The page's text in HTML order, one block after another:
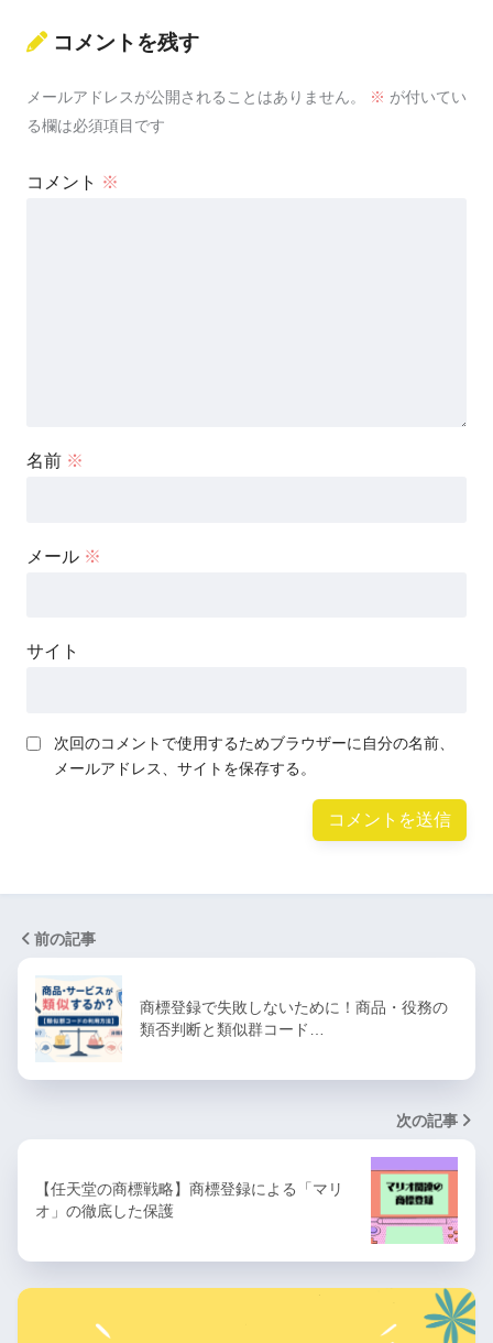
コメントを残す
メールアドレスが公開されることはありません。 ※ が付いてい
る欄は必須項目です
コメント ※
名前 ※
メール ※
サイト
次回のコメントで使用するためブラウザーに自分の名前、
メールアドレス、サイトを保存する。
前の記事
商標登録で失敗しないために！商品・役務の
類否判断と類似群コード…
次の記事
【任天堂の商標戦略】商標登録による「マリ
オ」の徹底した保護